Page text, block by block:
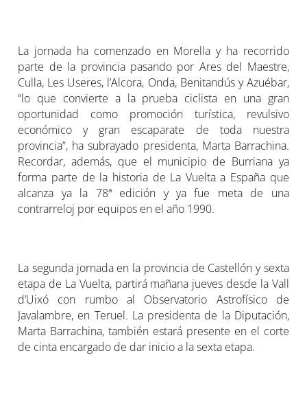
La jornada ha comenzado en Morella y ha recorrido
parte de la provincia pasando por Ares del Maestre,
Culla, Les Useres, l’Alcora, Onda, Benitandús y Azuébar,
“lo que convierte a la prueba ciclista en una gran
oportunidad como promoción turística, revulsivo
económico y gran escaparate de toda nuestra
provincia”, ha subrayado presidenta, Marta Barrachina.
Recordar, además, que el municipio de Burriana ya
forma parte de la historia de La Vuelta a España que
alcanza ya la 78ª edición y ya fue meta de una
contrarreloj por equipos en el año 1990.
La segunda jornada en la provincia de Castellón y sexta
etapa de La Vuelta, partirá mañana jueves desde la Vall
d’Uixó con rumbo al Observatorio Astrofísico de
Javalambre, en Teruel. La presidenta de la Diputación,
Marta Barrachina, también estará presente en el corte
de cinta encargado de dar inicio a la sexta etapa.